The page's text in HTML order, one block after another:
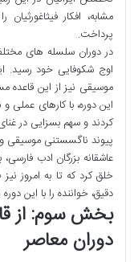
مشابه، افکار
پرداخت.
در دوران سلسله های
اوج شکوفایی خود رسید.
موسیقی نیز از این قاعده
این دوره، با کارهای
کردند و سهم بسزایی در
پیوند ناگسستنی موسیقی
عاشقانه بزرگان ادب
خلق کرد که تا به امروز
دقیق، خواننده را با این
بخش سوم: از
دوران معاصر